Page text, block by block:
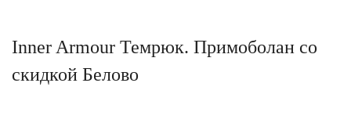
Inner Armour Темрюк. Примоболан со
скидкой Белово